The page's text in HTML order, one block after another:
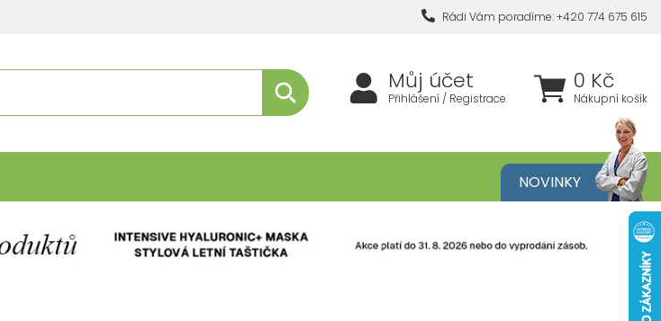
Rádi Vám poradíme: +420 774 675 615
0 Kč
Nákupní košík
Můj účet
Přihlášení / Registrace
NOVINKY